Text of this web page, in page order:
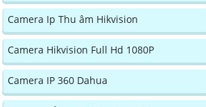
Camera Ip Thu âm Hikvision
Camera Hikvision Full Hd 1080P
Camera IP 360 Dahua